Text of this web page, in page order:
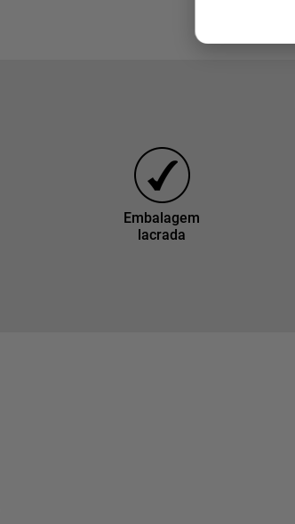
Embalagem
lacrada